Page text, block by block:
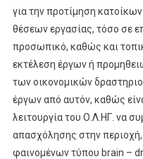
για την προτίμηση
θέσεων εργασίας, τόσο σε
προσωπικό, καθώς και
εκτέλεση έργων ή
των οικονομικών
έργων από αυτόν, καθώς
λειτουργία του Ο.Λ.ΗΓ. να
απασχόλησης στην
φαινομένων τύπου brain –